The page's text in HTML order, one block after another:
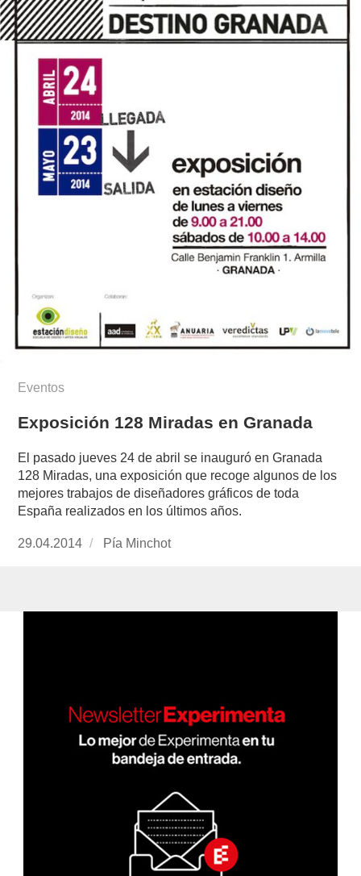
Eventos
Exposición 128 Miradas en Granada
El pasado jueves 24 de abril se inauguró en Granada
128 Miradas, una exposición que recoge algunos de los
mejores trabajos de diseñadores gráficos de toda
España realizados en los últimos años.
Publicado
29.04.2014 https://www.experimenta.es/author/pia/
Pía Minchot